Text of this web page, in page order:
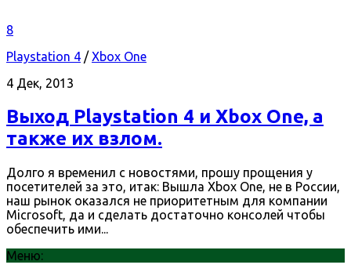
8
Playstation 4 /Xbox One
4 Дек, 2013
Выход Playstation 4 и Xbox One, а
также их взлом.
Долго я временил с новостями, прошу прощения у
посетителей за это, итак: Вышла Xbox One, не в России,
наш рынок оказался не приоритетным для компании
Microsoft, да и сделать достаточно консолей чтобы
обеспечить ими...
Меню: